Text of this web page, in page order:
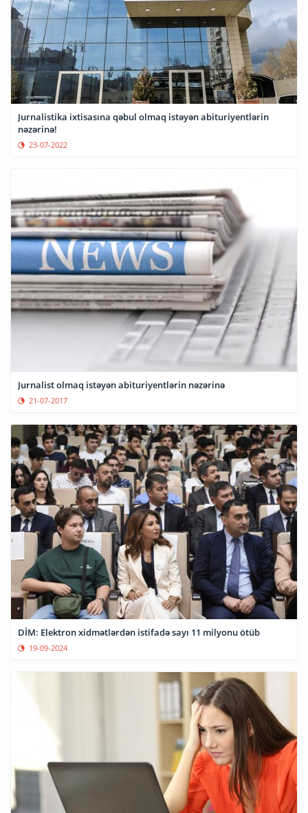
Jurnalistika ixtisasına qəbul olmaq istəyən abituriyentlərin
nəzərinə!
23-07-2022
Jurnalist olmaq istəyən abituriyentlərin nəzərinə
21-07-2017
DİM: Elektron xidmətlərdən istifadə sayı 11 milyonu ötüb
19-09-2024